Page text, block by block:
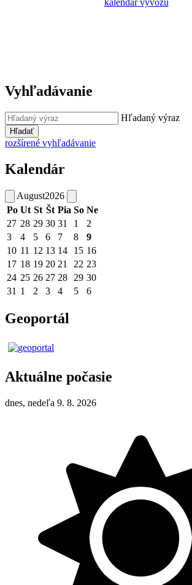
kalendár vývozu
Vyhľadávanie
Hľadaný výraz
Hľadať
rozšírené vyhľadávanie
Kalendár
August2026
Po Ut St Št Pia So Ne
27 28 29 30 31 1
2
3
4 5 6 7 8
9
10 11 12 13 14 15 16
17 18 19 20 21 22 23
24 25 26 27 28 29 30
31 1 2 3 4 5 6
Geoportál
Aktuálne počasie
dnes, nedeľa 9. 8. 2026